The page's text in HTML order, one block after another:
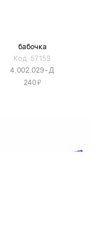
бабочка
Код: 57159
4.002.029-Д
240Я